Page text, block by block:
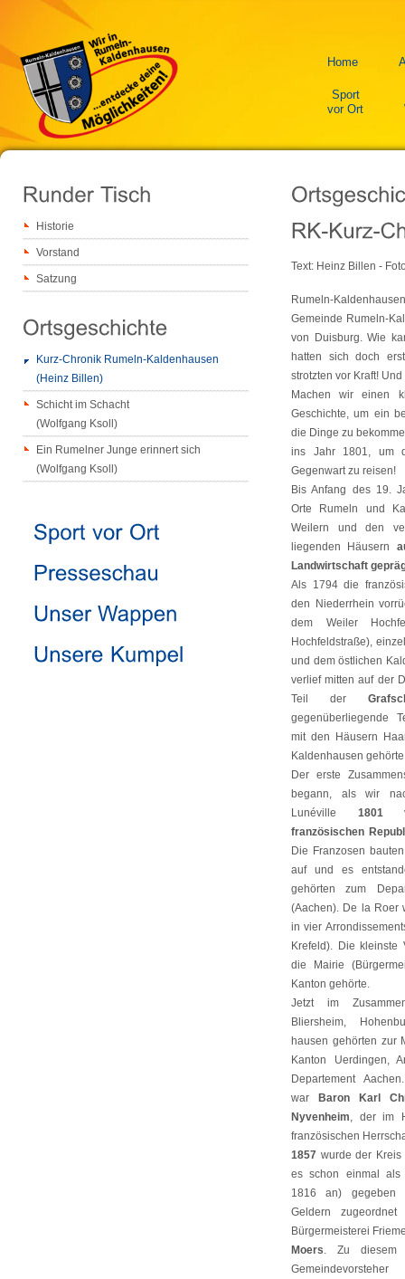
Home
Sport
vor Ort
Text: Heinz Billen -
Rumeln-
Gemeinde Rumeln-
von Duisburg. Wie
hatten sich doch
strotzten vor Kraft!
Machen wir einen
Geschichte, um ein
die Dinge zu
ins Jahr 1801, um
Gegenwart zu reisen!
Bis Anfang des 19.
Orte Rumeln und
Weilern und den
liegenden Häusern
Landwirtschaft
Als 1794 die
den Niederrhein
dem Weiler
Hochfeldstraße),
und dem östlichen
verlief mitten auf der
Teil der
gegenüberliegende
mit den Häusern
Kaldenhausen
Der erste
begann, als wir
Lunéville 1801
französischen
Die Franzosen
auf und es
gehörten zum
(Aachen). De la Roer
in vier
Krefeld). Die kleinste
die Mairie
Kanton gehörte.
Jetzt im
Bliersheim,
hausen gehörten zur
Kanton Uerdingen,
Departement
war
Baron Karl
Nyvenheim, der im
französischen
1857 wurde der Kreis
es schon einmal als
1816 an)
Geldern
Bürgermeisterei
Moers. Zu diesem
Historie
Vorstand
Satzung
Kurz-Chronik Rumeln-Kaldenhausen
(Heinz Billen)
Schicht im Schacht
(Wolfgang Ksoll)
Ein Rumelner Junge erinnert sich
(Wolfgang Ksoll)